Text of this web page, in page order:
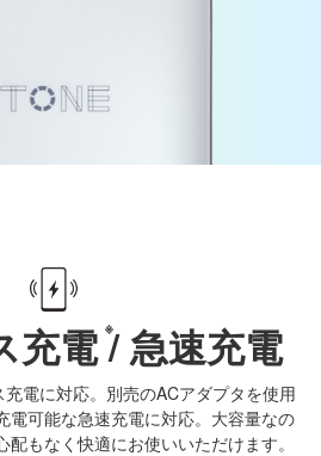
充電/ 急速充電
電に対応。 別売のACアダプタを使用
可能な急速充電に対応。 大容量なの
もなく快適にお使いいただけます。